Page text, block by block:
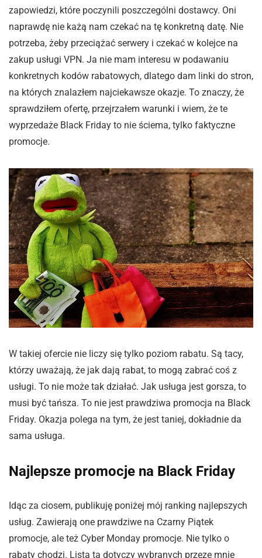
zapowiedzi, które poczynili poszczególni dostawcy. Oni
naprawdę nie każą nam czekać na tę konkretną datę. Nie
potrzeba, żeby przeciążać serwery i czekać w kolejce na
zakup usługi VPN. Ja nie mam interesu w podawaniu
konkretnych kodów rabatowych, dlatego dam linki do stron,
na których znalazłem najciekawsze okazje. To znaczy, że
sprawdziłem ofertę, przejrzałem warunki i wiem, że te
wyprzedaże Black Friday to nie ściema, tylko faktyczne
promocje.
W takiej ofercie nie liczy się tylko poziom rabatu. Są tacy,
którzy uważają, że jak dają rabat, to mogą zabrać coś z
usługi. To nie może tak działać. Jak usługa jest gorsza, to
musi być tańsza. To nie jest prawdziwa promocja na Black
Friday. Okazja polega na tym, że jest taniej, dokładnie da
sama usługa.
Najlepsze promocje na Black Friday
Idąc za ciosem, publikuję poniżej mój ranking najlepszych
usług. Zawierają one prawdziwe na Czarny Piątek
promocje, ale też Cyber Monday promocje. Nie tylko o
rabaty chodzi. Lista ta dotyczy wybranych przeze mnie